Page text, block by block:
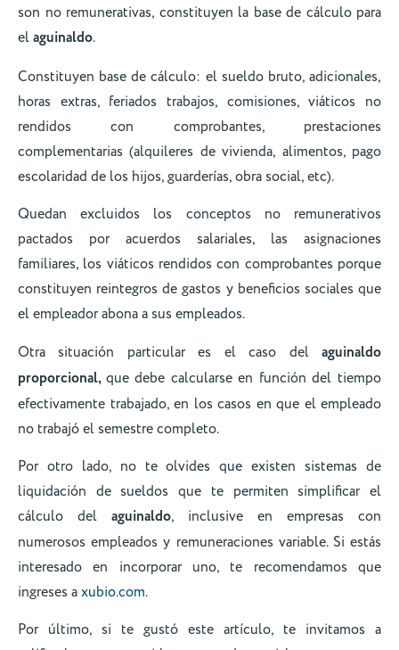
son no remunerativas, constituyen la base de cálculo para
elaguinaldo.
Constituyen base de cálculo: el sueldo bruto, adicionales,
horas extras, feriados trabajos, comisiones, viáticos no
rendidos con comprobantes, prestaciones
complementarias (alquileres de vivienda, alimentos, pago
escolaridad de los hijos, guarderías, obra social, etc).
Quedan excluidos los conceptos no remunerativos
pactados por acuerdos salariales, las asignaciones
familiares, los viáticos rendidos con comprobantes porque
constituyen reintegros de gastos y beneficios sociales que
el empleador abona a sus empleados.
Otra situación particular es el caso del aguinaldo
proporcional, que debe calcularse en función del tiempo
efectivamente trabajado, en los casos en que el empleado
no trabajó el semestre completo.
Por otro lado, no te olvides que existen sistemas de
liquidación de sueldos que te permiten simplificar el
cálculo del aguinaldo, inclusive en empresas con
numerosos empleados y remuneraciones variable. Si estás
interesado en incorporar uno, te recomendamos que
ingreses axubio.com.
Por último, si te gustó este artículo, te invitamos a